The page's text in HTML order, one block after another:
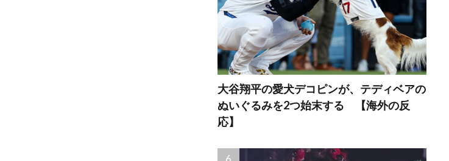
大谷翔平の愛犬デコピンが、テディベアの
ぬいぐるみを2つ始末する 【海外の反
応】